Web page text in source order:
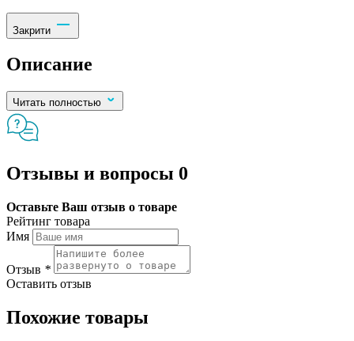
Закрити
Описание
Читать полностью
Отзывы и вопросы 0
Оставьте Ваш отзыв о товаре
Рейтинг товара
Имя
Отзыв *
Оставить отзыв
Похожие товары